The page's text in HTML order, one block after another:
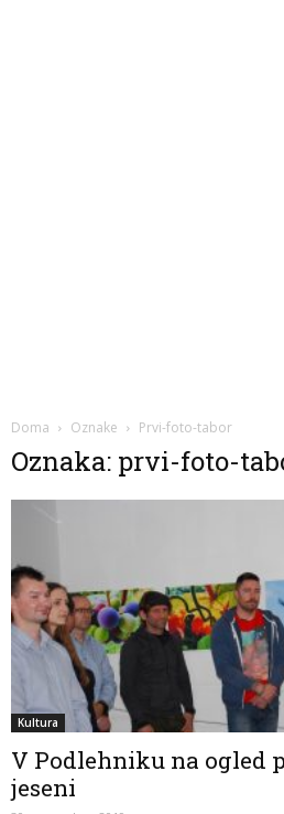
Doma Oznake Prvi-foto-tabor
Oznaka: prvi-foto-
Kultura
V Podlehniku na ogled
jeseni